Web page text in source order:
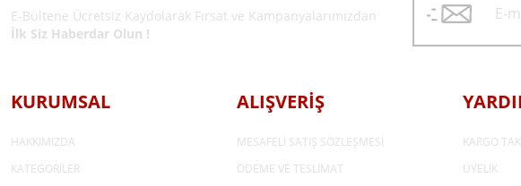
E-Bültene Ücretsiz Kaydolarak Fırsat ve Kampanyalarımızdan
İlk Siz Haberdar Olun !
KURUMSAL
HAKKIMIZDA
KATEGORİLER
ALIŞVERİŞ
MESAFELİ SATIŞ SÖZLEŞMESİ
ÖDEME VE TESLİMAT
KARGO
ÜYELİK